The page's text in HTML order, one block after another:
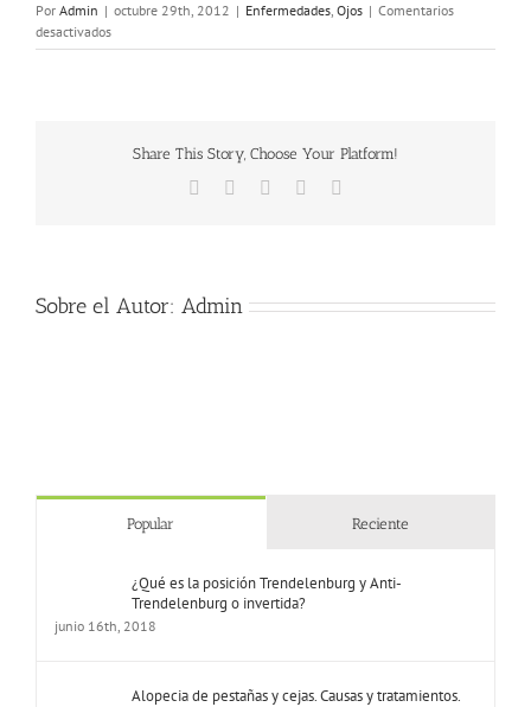
Por Admin | octubre 29th, 2012 | Enfermedades, Ojos | Comentarios
desactivadosen
Una
visuales
Share This Story, Choose Your Platform!
Facebook LinkedInPinterest
Sobre el Autor: Admin
Popular Reciente
¿Qué es la posición Trendelenburg y Anti-
Trendelenburg o invertida?
junio 16th, 2018
Alopecia de pestañas y cejas. Causas y tratamientos.